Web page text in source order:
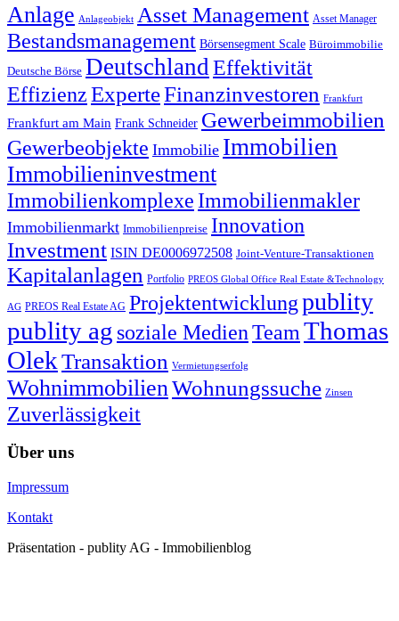
Anlage Anlageobjekt Asset Management Asset Manager
Bestandsmanagement Börsensegment Scale Büroimmobilie
Deutsche Börse Deutschland Effektivität
EffizienzExperteFinanzinvestoren Frankfurt
Frankfurt am Main Frank Schneider Gewerbeimmobilien
Gewerbeobjekte Immobilie Immobilien
Immobilieninvestment
Immobilienkomplexe Immobilienmakler
Immobilienmarkt Immobilienpreise Innovation
Investment ISIN DE0006972508 Joint-Venture-Transaktionen
Kapitalanlagen Portfolio PREOS Global Office Real Estate &Technology
AG PREOS Real Estate AG Projektentwicklungpublity
publity ag soziale MedienTeam Thomas
OlekTransaktion Vermietungserfolg
WohnimmobilienWohnungssuche Zinsen
Zuverlässigkeit
Über uns
Impressum
Kontakt
Präsentation - publity AG - Immobilienblog